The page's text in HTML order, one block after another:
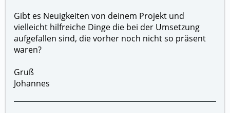
Gibt es Neuigkeiten von deinem Projekt und
vielleicht hilfreiche Dinge die bei der Umsetzung
aufgefallen sind, die vorher noch nicht so präsent
waren?
Gruß
Johannes